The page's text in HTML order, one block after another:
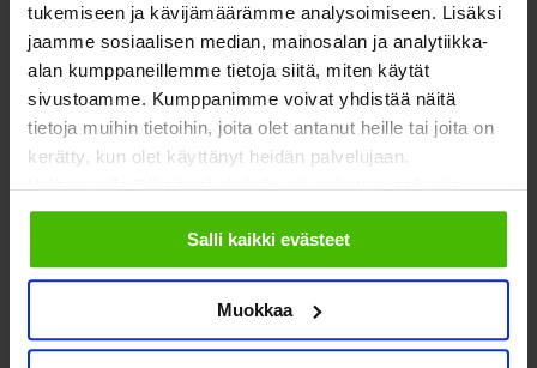
tukemiseen ja kävijämäärämme analysoimiseen. Lisäksi
jaamme sosiaalisen median, mainosalan ja analytiikka-
alan kumppaneillemme tietoja siitä, miten käytät
sivustoamme. Kumppanimme voivat yhdistää näitä
tietoja muihin tietoihin, joita olet antanut heille tai joita on
kerätty, kun olet käyttänyt heidän palvelujaan.
Valitsemalla "Yksityiskohdat" voit vaikuttaa sallimiisi
evästeisiin.
Salli kaikki evästeet
Muokkaa
Millaisia rasitteita
järjestöille on siis
tulossa?
vaatimuskin asettaa huomattavia haasteita.